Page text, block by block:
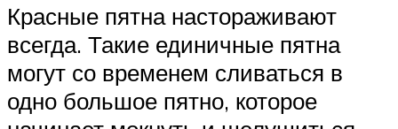
Красные пятна настораживают
всегда. Такие единичные пятна
могут со временем сливаться в
одно большое пятно, которое